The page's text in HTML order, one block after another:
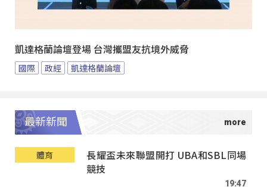
凱達格蘭論壇登場 台灣攜盟友抗境外威脅
國際 政經 凱達格蘭論壇
最新新聞
體育
長耀盃未來聯盟開打 UBA和SBL同場
競技
19:47